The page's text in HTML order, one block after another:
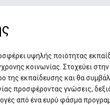
υψηλής ποιότητας
κοινωνίας. Στοχεύει
της εκπαίδευσης και θα
προσφέροντας γνώσεις,
από ένα ευρύ φάσμα